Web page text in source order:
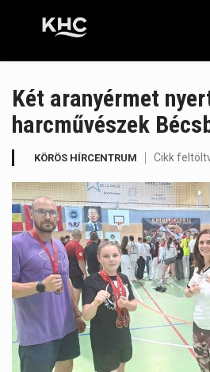
Két aranyérmet
harcművészek
KÖRÖS HÍRCENTRUM Cikk